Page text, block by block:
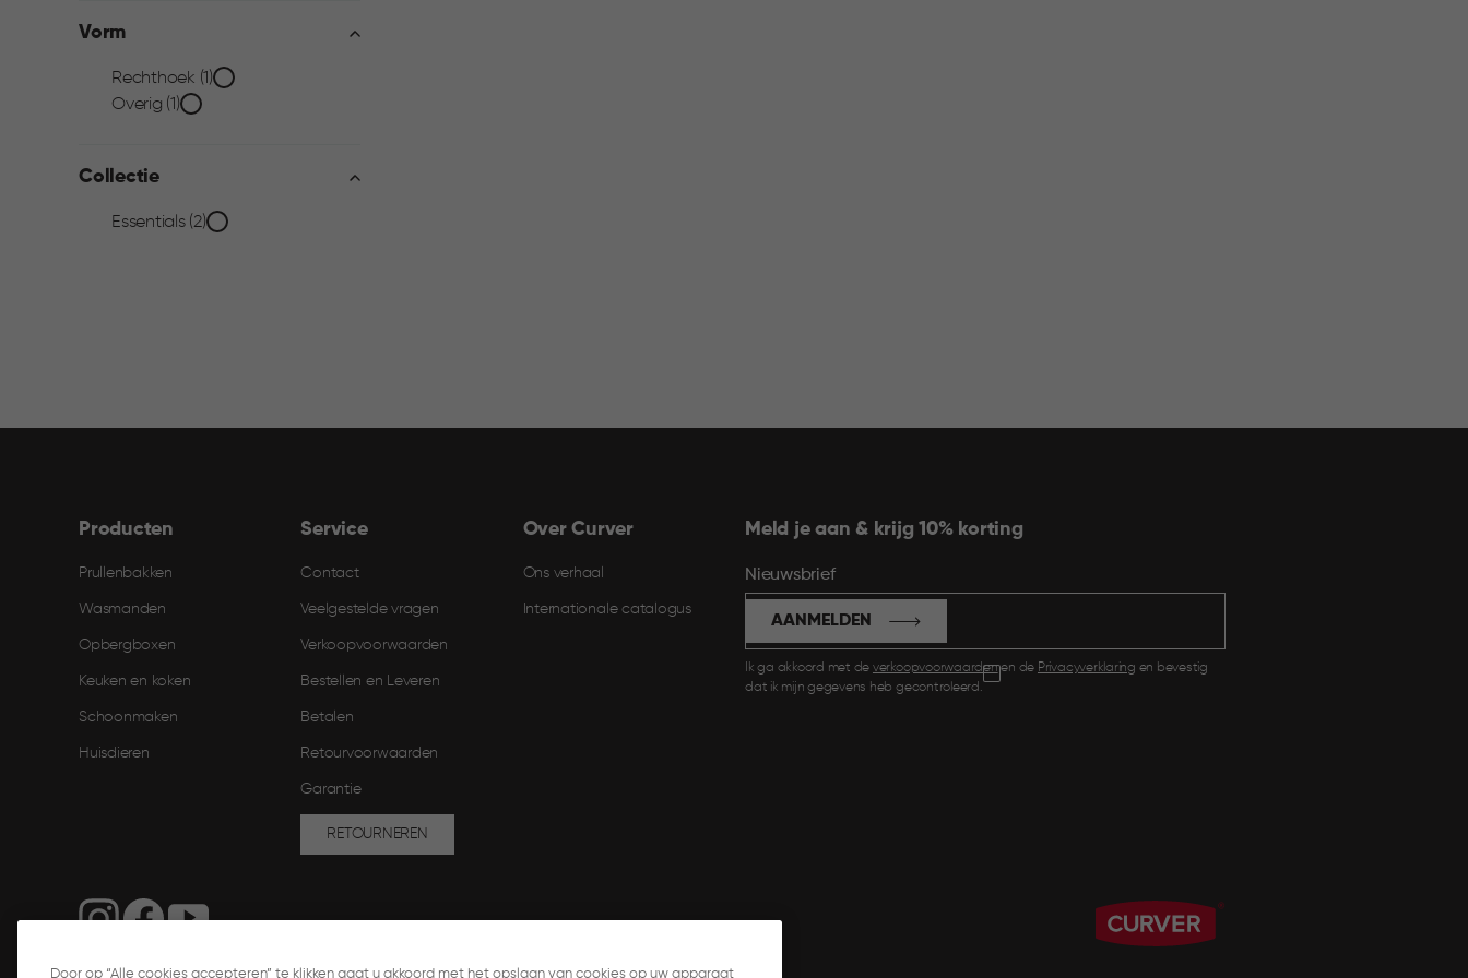
filter
Vorm
Vorm
Rechthoek (1)
Overig (1)
Collectie
Collectie
Essentials (2)
Producten
Prullenbakken
Wasmanden
Opbergboxen
Keuken en koken
Schoonmaken
Huisdieren
Service
Contact
Veelgestelde vragen
Verkoopvoorwaarden
Bestellen en Leveren​
Betalen
Retourvoorwaarden
Garantie
RETOURNEREN
Over Curver
Ons verhaal
Internationale catalogus
Meld je aan & krijg 10% korting
Nieuwsbrief
Ik ga akkoord met de verkoopvoorwaardenen de Privacyverklaring en bevestig
dat ik mijn gegevens heb gecontroleerd.
AANMELDEN
Door op “Alle cookies accepteren” te klikken gaat u akkoord met het opslaan van cookies op uw apparaat